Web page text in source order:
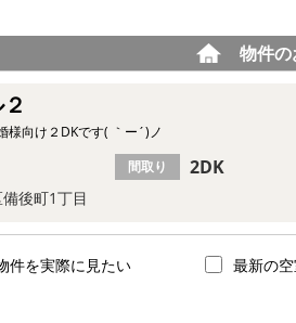
物件
様向け２DKです( ｀ー´)ノ
後町1丁目
間取り 2DK
件を実際に見たい 最新の